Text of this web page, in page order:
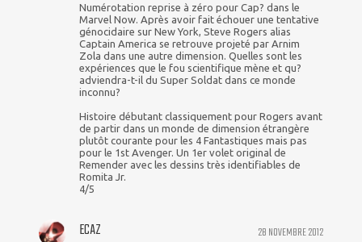
Numérotation reprise à zéro pour Cap? dans le
Marvel Now. Après avoir fait échouer une tentative
génocidaire sur New York, Steve Rogers alias
Captain America se retrouve projeté par Arnim
Zola dans une autre dimension. Quelles sont les
expériences que le fou scientifique mène et qu?
adviendra-t-il du Super Soldat dans ce monde
inconnu?
Histoire débutant classiquement pour Rogers avant
de partir dans un monde de dimension étrangère
plutôt courante pour les 4 Fantastiques mais pas
pour le 1st Avenger. Un 1er volet original de
Remender avec les dessins très identifiables de
Romita Jr.
4/5
28 NOVEMBRE 2012
ECAZ